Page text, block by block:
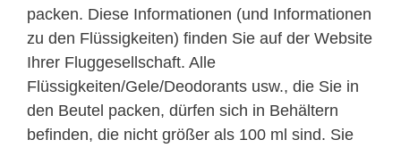
packen. Diese Informationen (und Informationen
zu den Flüssigkeiten) finden Sie auf der Website
Ihrer Fluggesellschaft. Alle
Flüssigkeiten/Gele/Deodorants usw., die Sie in
den Beutel packen, dürfen sich in Behältern
befinden, die nicht größer als 100 ml sind. Sie